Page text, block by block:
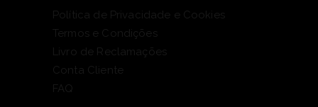
Política de Privacidade e Cookies
Termos e Condições
Livro de Reclamações
Conta Cliente
FAQ